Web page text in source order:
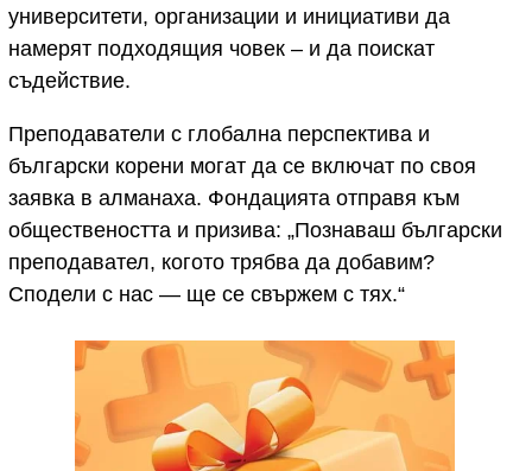
университети, организации и инициативи да
намерят подходящия човек – и да поискат
съдействие.
Преподаватели с глобална перспектива и
български корени могат да се включат по своя
заявка в алманаха. Фондацията отправя към
обществеността и призива: „Познаваш български
преподавател, когото трябва да добавим?
Сподели с нас — ще се свържем с тях.“